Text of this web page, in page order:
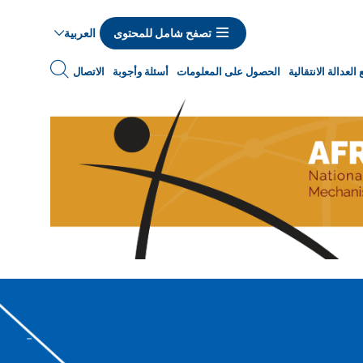
تصفح شامل للمحتوى العربية
الانتقالية الحصول على المعلومات أسئلة وأجوبة الاتصال